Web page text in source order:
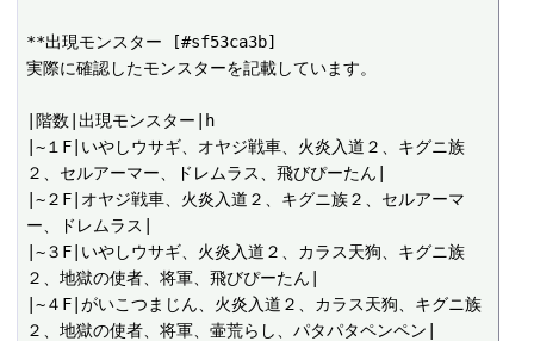
**出現モンスター [#sf53ca3b]
実際に確認したモンスターを記載しています。
|階数|出現モンスター|h
|~１F|いやしウサギ、オヤジ戦車、火炎入道２、キグニ族
２、セルアーマー、ドレムラス、飛びぴーたん|
|~２F|オヤジ戦車、火炎入道２、キグニ族２、セルアーマ
ー、ドレムラス|
|~３F|いやしウサギ、火炎入道２、カラス天狗、キグニ族
２、地獄の使者、将軍、飛びぴーたん|
|~４F|がいこつまじん、火炎入道２、カラス天狗、キグニ族
２、地獄の使者、将軍、壷荒らし、パタパタペンペン|